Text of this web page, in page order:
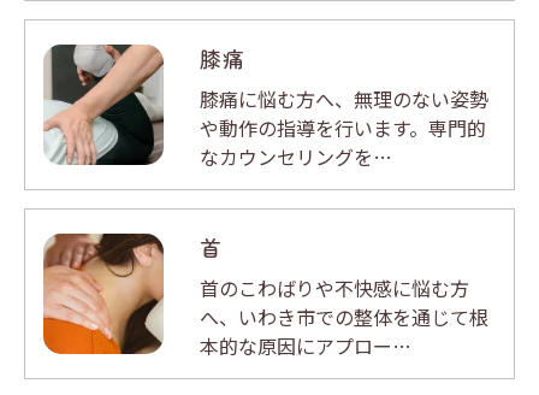
膝痛
膝痛に悩む方へ、無理のない姿勢
や動作の指導を行います。専門的
なカウンセリングを…
首
首のこわばりや不快感に悩む方
へ、いわき市での整体を通じて根
本的な原因にアプロー…